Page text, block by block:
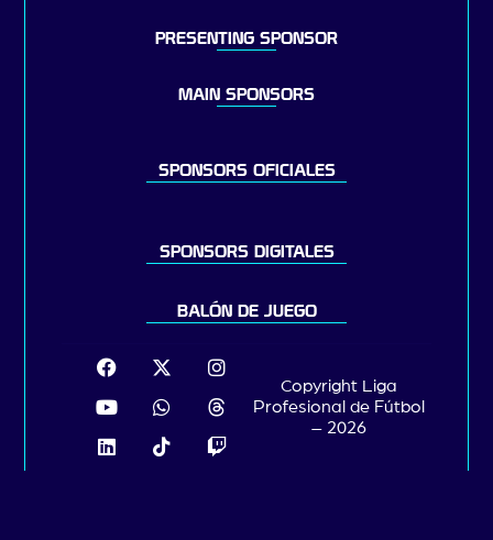
PRESENTING SPONSOR
MAIN SPONSORS
SPONSORS OFICIALES
SPONSORS DIGITALES
BALÓN DE JUEGO
Copyright Liga
Profesional de Fútbol
– 2026